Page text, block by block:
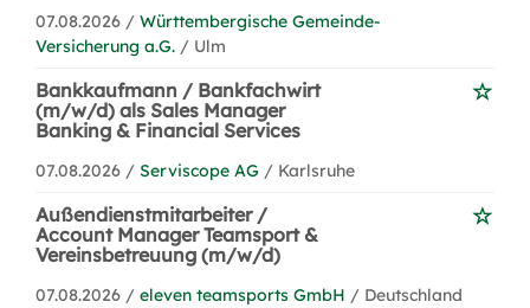
07.08.2026 / Württembergische Gemeinde-
Versicherung a.G. / Ulm
Bankkaufmann / Bankfachwirt
(m/w/d) als Sales Manager
Banking & Financial Services
07.08.2026 / Serviscope AG / Karlsruhe
Außendienstmitarbeiter /
Account Manager Teamsport &
Vereinsbetreuung (m/w/d)
07.08.2026 / eleven teamsports GmbH / Deutschland